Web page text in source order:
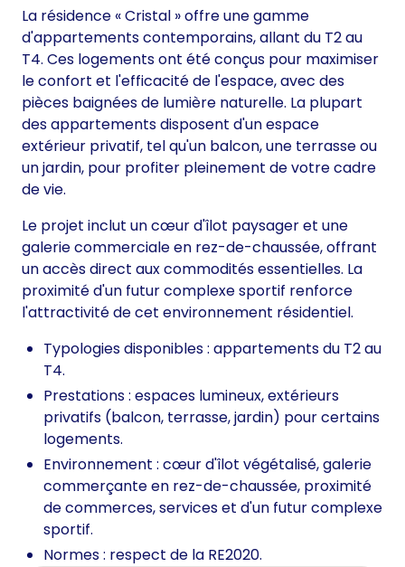
La résidence « Cristal » offre une gamme
d'appartements contemporains, allant du T2 au
T4. Ces logements ont été conçus pour maximiser
le confort et l'efficacité de l'espace, avec des
pièces baignées de lumière naturelle. La plupart
des appartements disposent d'un espace
extérieur privatif, tel qu'un balcon, une terrasse ou
un jardin, pour profiter pleinement de votre cadre
de vie.
Le projet inclut un cœur d'îlot paysager et une
galerie commerciale en rez-de-chaussée, offrant
un accès direct aux commodités essentielles. La
proximité d'un futur complexe sportif renforce
l'attractivité de cet environnement résidentiel.
Typologies disponibles : appartements du T2 au
T4.
Prestations : espaces lumineux, extérieurs
privatifs (balcon, terrasse, jardin) pour certains
logements.
Environnement : cœur d'îlot végétalisé, galerie
commerçante en rez-de-chaussée, proximité
de commerces, services et d'un futur complexe
sportif.
Normes : respect de la RE2020.